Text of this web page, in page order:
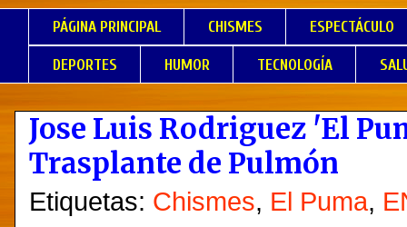
PÁGINA PRINCIPAL CHISMES ESPECTÁCULO
DEPORTES HUMOR TECNOLOGÍA
Jose Luis Rodriguez 'El
Trasplante de Pulmón
Etiquetas: Chismes, El Puma,